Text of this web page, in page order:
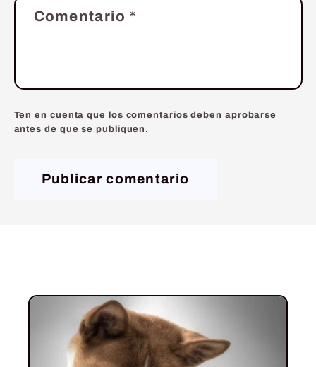
Comentario *
Ten en cuenta que los comentarios deben aprobarse
antes de que se publiquen.